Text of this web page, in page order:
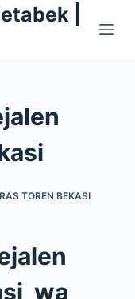
|
TOREN BEKASI
wa